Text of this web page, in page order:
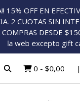
15% OFF EN
2 CUOTAS SIN
COMPRAS DESDE
la web excepto gift
0 - $0,00